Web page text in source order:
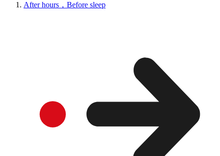
After hours，Before sleep